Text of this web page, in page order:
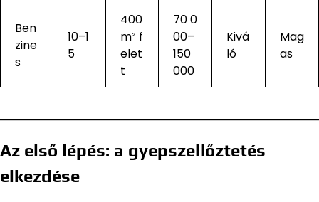
Ben
zine
s
10–1
5
400
m² f
elet
t
70 0
00–
150
000
Kivá
ló
Mag
as
Az első lépés: a gyepszellőztetés
elkezdése